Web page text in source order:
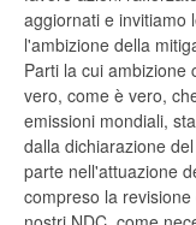
aggiornati e invitiamo
l'ambizione della
Parti la cui ambizione
vero, come è vero,
emissioni mondiali,
dalla dichiarazione
parte nell'attuazione
compreso la